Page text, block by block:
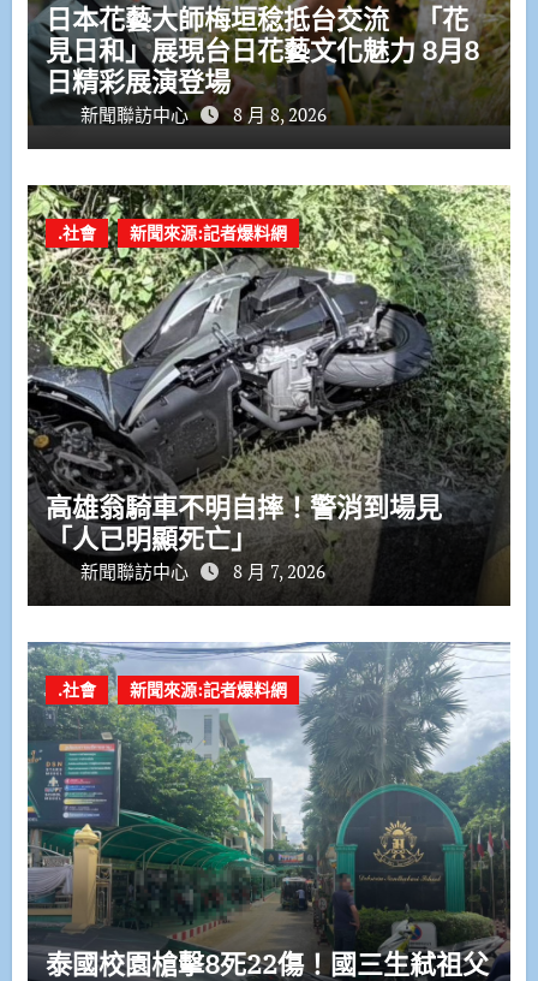
日本花藝大師梅垣稔抵台交流 「花
見日和」展現台日花藝文化魅力 8月8
日精彩展演登場
新聞聯訪中心 8 月 8, 2026
.社會 新聞來源:記者爆料網
高雄翁騎車不明自摔！警消到場見
「人已明顯死亡」
新聞聯訪中心 8 月 7, 2026
.社會 新聞來源:記者爆料網
泰國校園槍擊8死22傷！國三生弒祖父